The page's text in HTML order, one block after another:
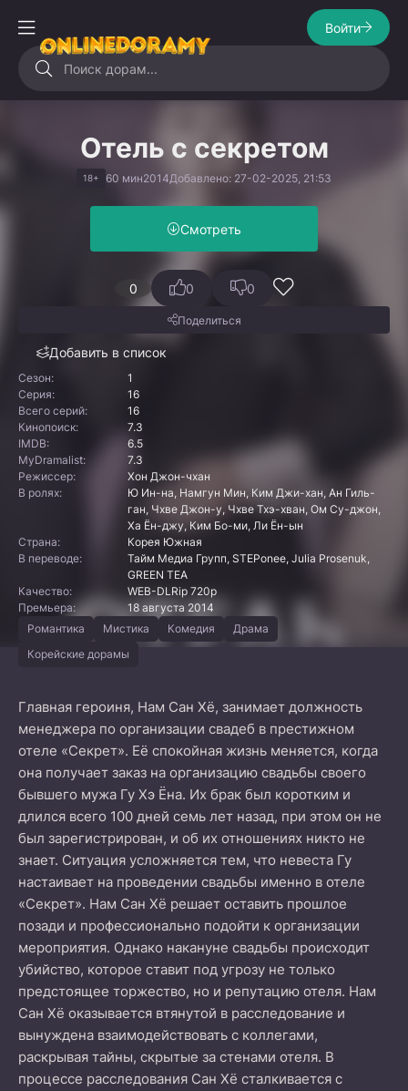
Войти
Отель с секретом
18+ 60 мин2014Добавлено: 27-02-2025, 21:53
Смотреть
0
Добавить в список
0 0
Поделиться
Сезон:
1
Серия:
16
Всего серий:
16
Кинопоиск:
7.3
IMDB:
6.5
MyDramalist:
7.3
Режиссер:
Хон Джон-чхан
В ролях:
Ю Ин-на, Намгун Мин, Ким Джи-хан, Ан Гиль-
ган, Чхве Джон-у, Чхве Тхэ-хван, Ом Су-джон,
Ха Ён-джу, Ким Бо-ми, Ли Ён-ын
Страна:
Корея Южная
В переводе:
Тайм Медиа Групп, STEPonee, Julia Prosenuk,
GREEN TEA
Качество:
WEB-DLRip 720p
Премьера:
18 августа 2014
Романтика
Мистика Комедия
Драма
Корейские дорамы
Главная героиня, Нам Сан Хё, занимает должность
менеджера по организации свадеб в престижном
отеле «Секрет». Её спокойная жизнь меняется, когда
она получает заказ на организацию свадьбы своего
бывшего мужа Гу Хэ Ёна. Их брак был коротким и
длился всего 100 дней семь лет назад, при этом он не
был зарегистрирован, и об их отношениях никто не
знает. Ситуация усложняется тем, что невеста Гу
настаивает на проведении свадьбы именно в отеле
«Секрет». Нам Сан Хё решает оставить прошлое
позади и профессионально подойти к организации
мероприятия. Однако накануне свадьбы происходит
убийство, которое ставит под угрозу не только
предстоящее торжество, но и репутацию отеля. Нам
Сан Хё оказывается втянутой в расследование и
вынуждена взаимодействовать с коллегами,
раскрывая тайны, скрытые за стенами отеля. В
процессе расследования Сан Хё сталкивается с